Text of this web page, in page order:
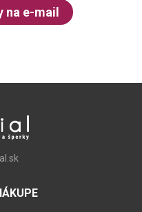
na e-mail